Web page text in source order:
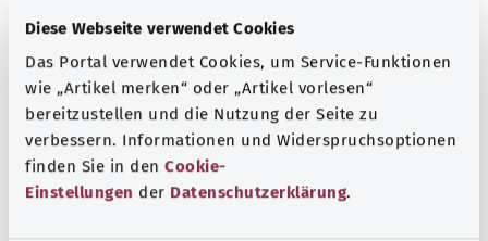
Diese Webseite verwendet Cookies
Das Portal verwendet Cookies, um Service-Funktionen
wie „Artikel merken“ oder „Artikel vorlesen“
bereitzustellen und die Nutzung der Seite zu
verbessern. Informationen und Widerspruchsoptionen
finden Sie in den Cookie-
Einstellungen der Datenschutzerklärung.
auch auf zu wenig Bewegung und zu viel Sitzen.
Mehr erfahren